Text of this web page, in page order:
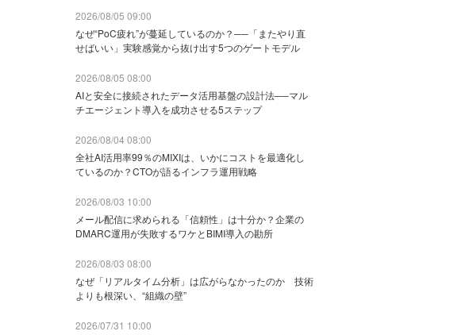
2026/08/05 09:00
なぜ“PoC疲れ”が蔓延しているのか？──「またやり直
せばいい」実験感覚から抜け出す5つのゲートモデル
2026/08/05 08:00
AIと安全に接続されたデータ活用基盤の設計法──マル
チエージェント導入を成功させる5ステップ
2026/08/04 08:00
全社AI活用率99％のMIXIは、いかにコストを最適化し
ているのか？CTOが語るインフラ運用戦略
2026/08/03 10:00
メール配信に求められる「信頼性」は十分か？企業の
DMARC運用が失敗するワケとBIMI導入の勘所
2026/08/03 08:00
なぜ「リアルタイム分析」は広がらなかったのか 技術
よりも根深い、“組織の壁”
2026/07/31 10:00